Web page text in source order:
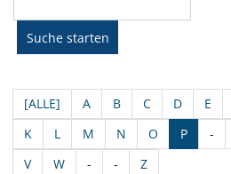
[ALLE] A B C D E
K
L M N O P -
V
W - - Z